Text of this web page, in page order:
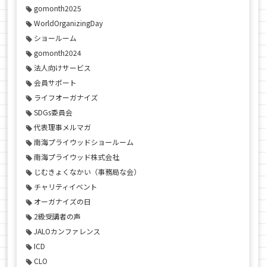
gomonth2025
WorldOrganizingDay
ショールーム
gomonth2024
法人向けサービス
会員サポート
ライフオーガナイズ
SDGs委員会
代表理事メルマガ
南海プライウッドショールーム
南海プライウッド株式会社
じむきょくなかい（事務局な会）
チャリティイベント
オーガナイズの日
2級受講者の声
JALOカンファレンス
ICD
CLO